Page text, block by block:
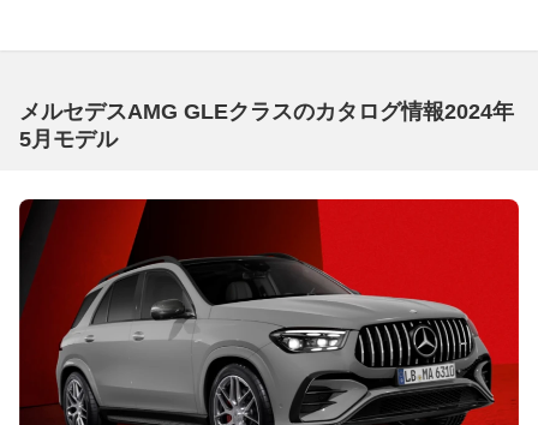
メルセデスAMG GLEクラスのカタログ情報2024年
5月モデル